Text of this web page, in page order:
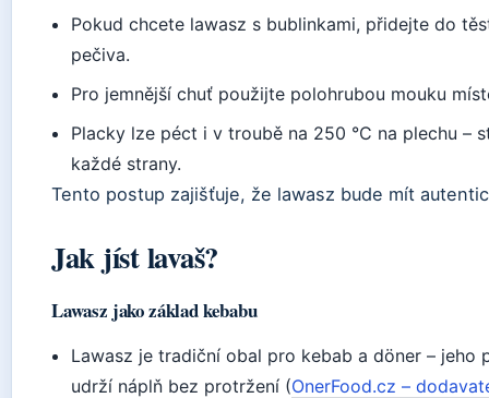
Pokud chcete lawasz s bublinkami, přidejte do
pečiva.
Pro jemnější chuť použijte polohrubou mouku
Placky lze péct i v troubě na 250 °C na plechu –
každé strany.
Tento postup zajišťuje, že lawasz bude mít
Jak jíst lavaš?
Lawasz jako základ kebabu
Lawasz je tradiční obal pro kebab a döner – jeho
udrží náplň bez protržení (OnerFood.cz –